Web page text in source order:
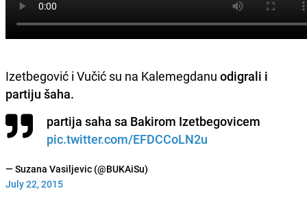
Izetbegović i Vučić su na Kalemegdanu odigrali i
partiju šaha.
partija saha sa Bakirom Izetbegovicem
pic.twitter.com/EFDCCoLN2u
— Suzana Vasiljevic (@BUKAiSu)
July 22, 2015